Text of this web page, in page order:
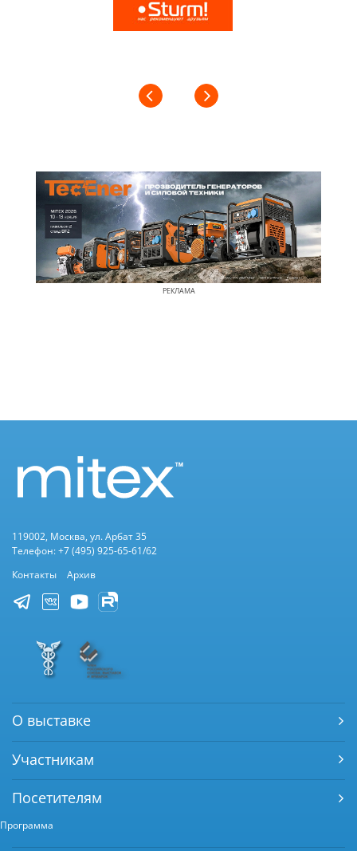
РЕКЛАМА
119002, Москва, ул. Арбат 35
Телефон: +7 (495) 925-65-61/62
Контакты
Архив
О выставке
Участникам
Посетителям
Программа